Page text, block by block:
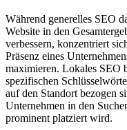
Während generelles SEO
Website in den
verbessern, konzentriert
Präsenz eines
maximieren. Lokales SEO
spezifischen
auf den Standort bezogen
Unternehmen in den
prominent platziert wird.